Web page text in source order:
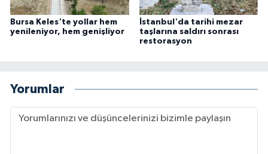
Bursa Keles'te yollar hem
yenileniyor, hem genişliyor
İstanbul'da tarihi mezar
taşlarına saldırı sonrası
restorasyon
Yorumlar